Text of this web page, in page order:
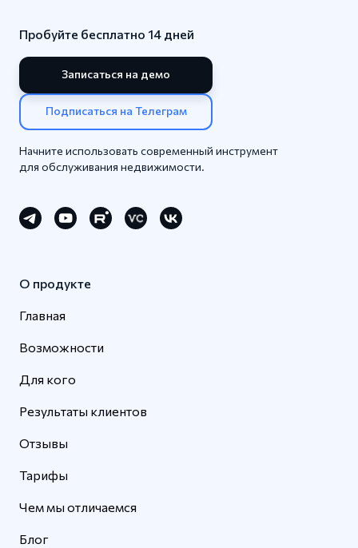
Пробуйте бесплатно 14 дней
Записаться на демо
Подписаться на Телеграм
Начните использовать современный инструмент
для обслуживания недвижимости.
О продукте
Главная
Возможности
Для кого
Результаты клиентов
Отзывы
Тарифы
Чем мы отличаемся
Блог